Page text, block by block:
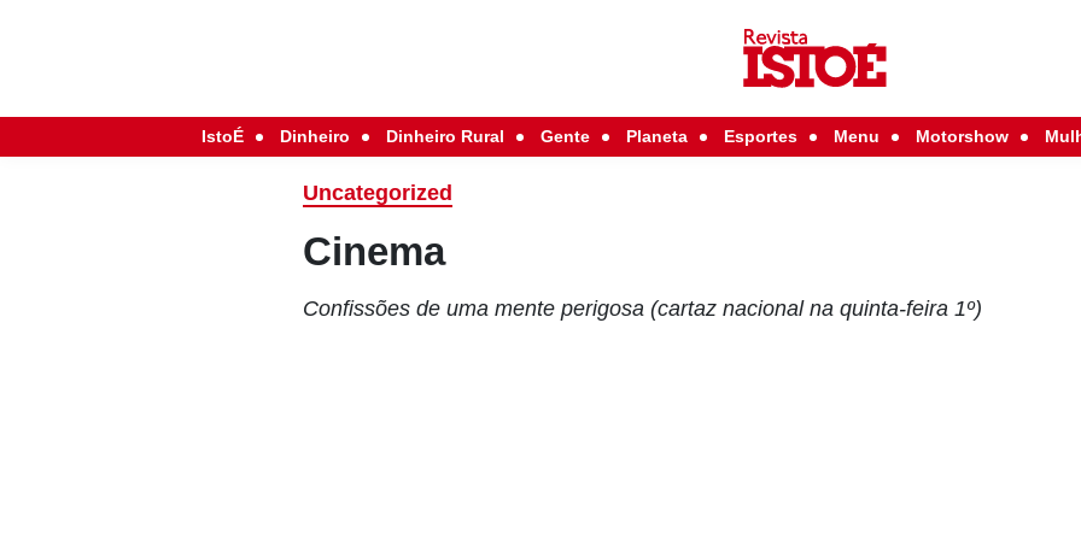
IstoÉ Dinheiro Dinheiro Rural Gente Planeta Esportes Menu Motorshow
Uncategorized
Cinema
Confissões de uma mente perigosa (cartaz nacional na quinta-feira 1º)